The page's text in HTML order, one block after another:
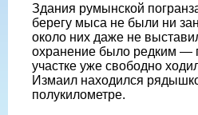
Здания румынской
берегу мыса не были ни
около них даже не
охранение было редким —
участке уже свободно
Измаил находился
полукилометре.